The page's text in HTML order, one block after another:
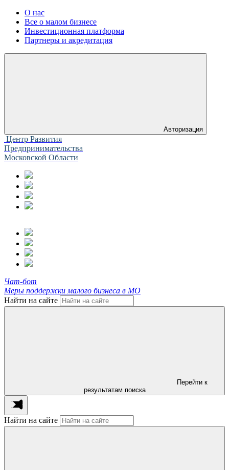
О нас
Все о малом бизнесе
Инвестиционная платформа
Партнеры и акредитация
Авторизация
Центр Развития
Предпринимательства
Московской Области
Чат-бот
Меры поддержки малого бизнеса в МО
Найти на сайте
Перейти к
результатам поиска
Найти на сайте